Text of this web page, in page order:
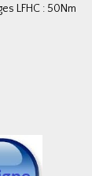
LFHC : 50Nm